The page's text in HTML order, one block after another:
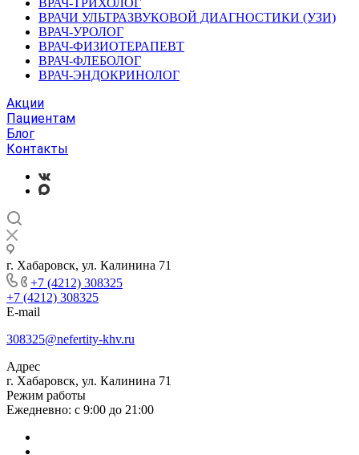
ВРАЧ-ТРИХОЛОГ
ВРАЧИ УЛЬТРАЗВУКОВОЙ ДИАГНОСТИКИ (УЗИ)
ВРАЧ-УРОЛОГ
ВРАЧ-ФИЗИОТЕРАПЕВТ
ВРАЧ-ФЛЕБОЛОГ
ВРАЧ-ЭНДОКРИНОЛОГ
Акции
Пациентам
Блог
Контакты
г. Хабаровск, ул. Калинина 71
+7 (4212) 308325
+7 (4212) 308325
E-mail
308325@nefertity-khv.ru
Адрес
г. Хабаровск, ул. Калинина 71
Режим работы
Ежедневно: с 9:00 до 21:00